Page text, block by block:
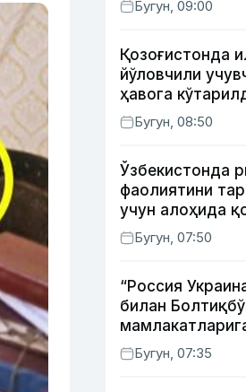
Бугун, 09:00
Қозоғистонда
йўловчили
ҳавога
Бугун, 08:50
Ўзбекистонда
фаолиятини
учун алоҳида
қилинди
Бугун, 07:50
“Россия
билан
бермоқчи” —
вазири
Бугун, 07:35